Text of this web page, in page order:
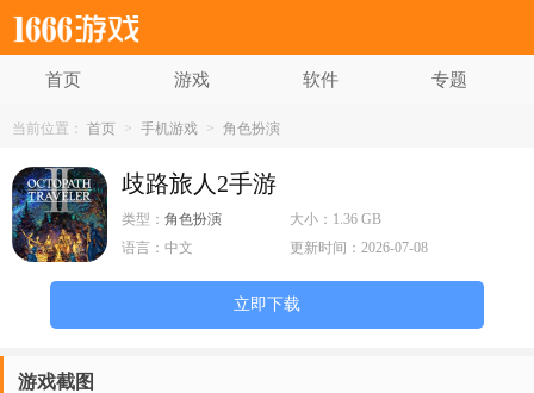
首页 游戏 软件 专题
当前位置： 首页 > 手机游戏 > 角色扮演
歧路旅人2手游
类型： 角色扮演 大小： 1.36 GB
语言： 中文 更新时间：2026-07-08
立即下载
游戏截图